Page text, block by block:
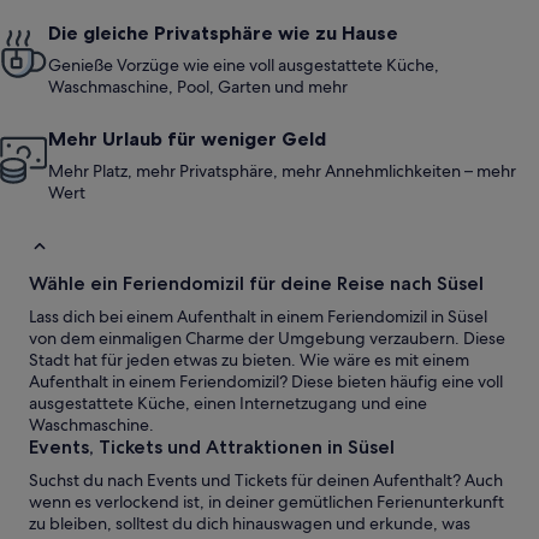
Die gleiche Privatsphäre wie zu Hause
Genieße Vorzüge wie eine voll ausgestattete Küche,
Waschmaschine, Pool, Garten und mehr
Mehr Urlaub für weniger Geld
Mehr Platz, mehr Privatsphäre, mehr Annehmlichkeiten – mehr
Wert
Wähle ein Feriendomizil für deine Reise nach Süsel
Lass dich bei einem Aufenthalt in einem Feriendomizil in Süsel
von dem einmaligen Charme der Umgebung verzaubern. Diese
Stadt hat für jeden etwas zu bieten. Wie wäre es mit einem
Aufenthalt in einem Feriendomizil? Diese bieten häufig eine voll
ausgestattete Küche, einen Internetzugang und eine
Waschmaschine.
Events, Tickets und Attraktionen in Süsel
Suchst du nach Events und Tickets für deinen Aufenthalt? Auch
wenn es verlockend ist, in deiner gemütlichen Ferienunterkunft
zu bleiben, solltest du dich hinauswagen und erkunde, was